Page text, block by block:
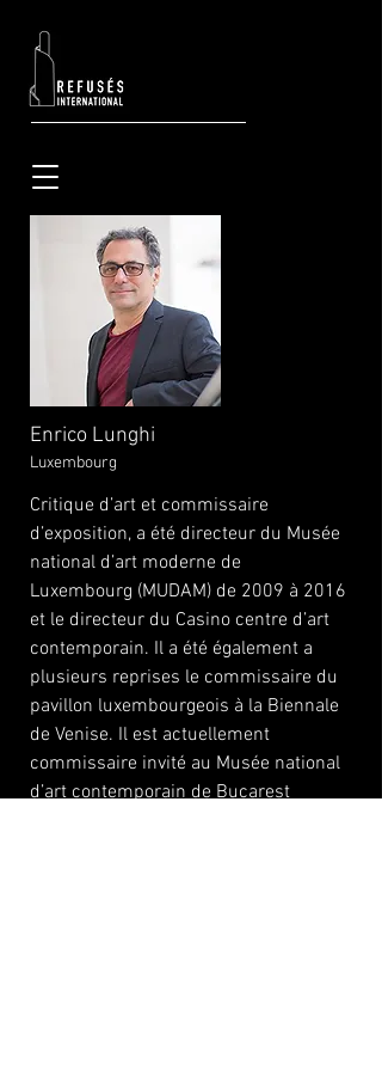
Enrico Lunghi
Luxembourg
Critique d’art et commissaire
d’exposition, a été directeur du Musée
national d’art moderne de
Luxembourg (MUDAM) de 2009 à 2016
et le directeur du Casino centre d’art
contemporain. Il a été également a
plusieurs reprises le commissaire du
pavillon luxembourgeois à la Biennale
de Venise. Il est actuellement
commissaire invité au Musée national
d’art contemporain de Bucarest